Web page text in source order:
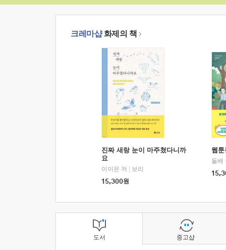
크레마샵화제의 책
진짜 새랑 눈이 마주쳤다니까
요
이이은 저
보리
15,300원
웹
돌배
도서 중고샵